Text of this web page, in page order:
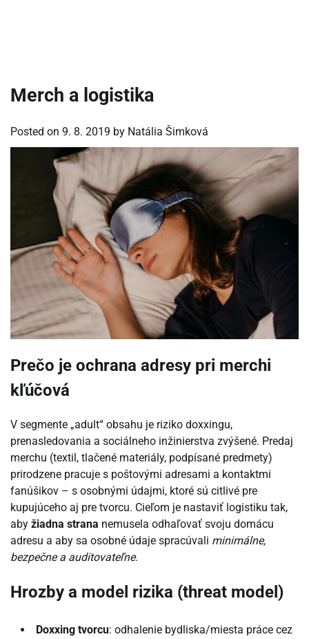
Merch a logistika
Posted on 9. 8. 2019 by Natália Šimková
Prečo je ochrana adresy pri merchi
kľúčová
V segmente „adult“ obsahu je riziko doxxingu,
prenasledovania a sociálneho inžinierstva zvýšené. Predaj
merchu (textil, tlačené materiály, podpísané predmety)
prirodzene pracuje s poštovými adresami a kontaktmi
fanúšikov – s osobnými údajmi, ktoré sú citlivé pre
kupujúceho aj pre tvorcu. Cieľom je nastaviť logistiku tak,
aby žiadna strana nemusela odhaľovať svoju domácu
adresu a aby sa osobné údaje spracúvali minimálne,
bezpečne a auditovateľne.
Hrozby a model rizika (threat model)
Doxxing tvorcu: odhalenie bydliska/miesta práce cez